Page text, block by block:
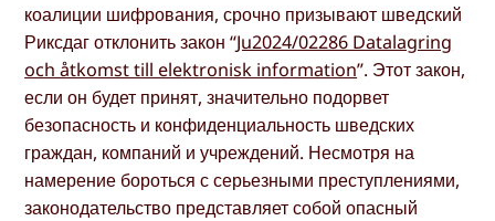
коалиции шифрования, срочно призывают шведский
Риксдаг отклонить закон “Ju2024/02286 Datalagring
och åtkomst till elektronisk information”. Этот закон,
если он будет принят, значительно подорвет
безопасность и конфиденциальность шведских
граждан, компаний и учреждений. Несмотря на
намерение бороться с серьезными преступлениями,
законодательство представляет собой опасный